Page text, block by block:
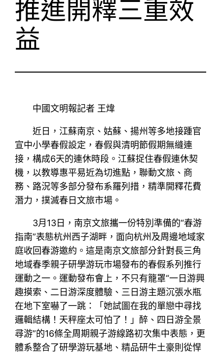
推進開釋三重效
益
中國文明報記者 王煒
近日，江蘇南京、姑蘇、揚州等多地接踵官
宣中小學春假設定，春假與清明節假期無縫連
接，構成6天的連休時段。江蘇捉住春假連休契
機，以教導惠平易近為切進點，聯動文旅、商
務、路況等多部分發布系羅列措，精準開釋花費
潛力，撲滅春日文旅市場。
3月13日，南京文旅攜一份特別準備的“春游
指南”表態杭州西子湖畔，面向杭州及周邊地域家
庭收回春游邀約。這是南京文旅部分針對長三角
地域春季親子研學游玩市場發布的春假系列推行
運動之一。運動發布會上，不只有籠罩“一日游興
趣摸索、二日游深度體驗、三日游主題沉張水瓶
在地下室嚇了一跳：「她試圖在我的單戀中尋找
邏輯結構！天秤座太可怕了！」醉、四日游全景
尋游”的16條全周期親子游線路初次集中表態，更
體系整合了研學游玩基地、精品研牛土豪則從悍